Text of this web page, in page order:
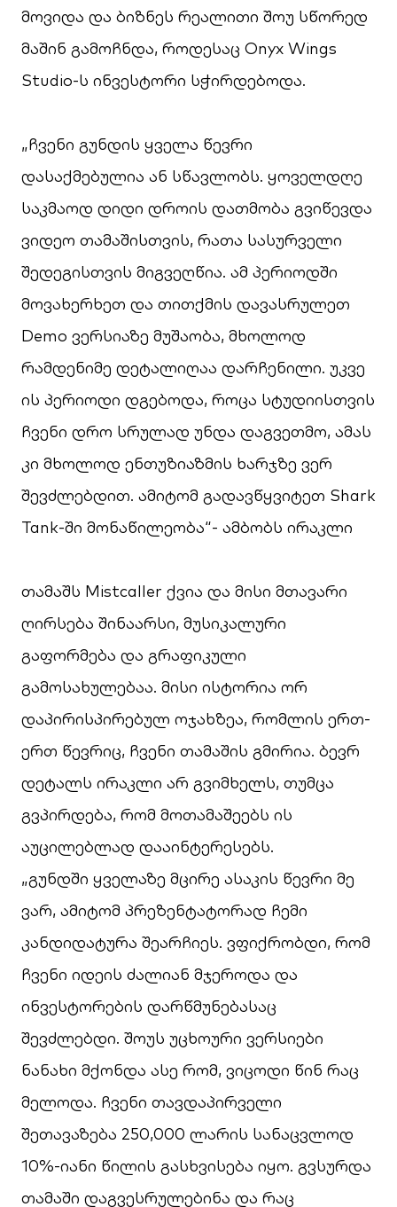
მოვიდა და ბიზნეს რეალითი შოუ სწორედ
მაშინ გამოჩნდა, როდესაც Onyx Wings
Studio-ს ინვესტორი სჭირდებოდა.
„ჩვენი გუნდის ყველა წევრი
დასაქმებულია ან სწავლობს. ყოველდღე
საკმაოდ დიდი დროის დათმობა გვიწევდა
ვიდეო თამაშისთვის, რათა სასურველი
შედეგისთვის მიგვეღწია. ამ პერიოდში
მოვახერხეთ და თითქმის დავასრულეთ
Demo ვერსიაზე მუშაობა, მხოლოდ
რამდენიმე დეტალიღაა დარჩენილი. უკვე
ის პერიოდი დგებოდა, როცა სტუდიისთვის
ჩვენი დრო სრულად უნდა დაგვეთმო, ამას
კი მხოლოდ ენთუზიაზმის ხარჯზე ვერ
შევძლებდით. ამიტომ გადავწყვიტეთ Shark
Tank-ში მონაწილეობა“- ამბობს ირაკლი
თამაშს Mistcaller ქვია და მისი მთავარი
ღირსება შინაარსი, მუსიკალური
გაფორმება და გრაფიკული
გამოსახულებაა. მისი ისტორია ორ
დაპირისპირებულ ოჯახზეა, რომლის ერთ-
ერთ წევრიც, ჩვენი თამაშის გმირია. ბევრ
დეტალს ირაკლი არ გვიმხელს, თუმცა
გვპირდება, რომ მოთამაშეებს ის
აუცილებლად დააინტერესებს.
„გუნდში ყველაზე მცირე ასაკის წევრი მე
ვარ, ამიტომ პრეზენტატორად ჩემი
კანდიდატურა შეარჩიეს. ვფიქრობდი, რომ
ჩვენი იდეის ძალიან მჯეროდა და
ინვესტორების დარწმუნებასაც
შევძლებდი. შოუს უცხოური ვერსიები
ნანახი მქონდა ასე რომ, ვიცოდი წინ რაც
მელოდა. ჩვენი თავდაპირველი
შეთავაზება 250,000 ლარის სანაცვლოდ
10%-იანი წილის გასხვისება იყო. გვსურდა
თამაში დაგვესრულებინა და რაც